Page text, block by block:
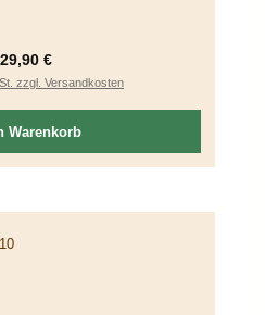
Preis:
€
zzgl. Versandkosten
Warenkorb